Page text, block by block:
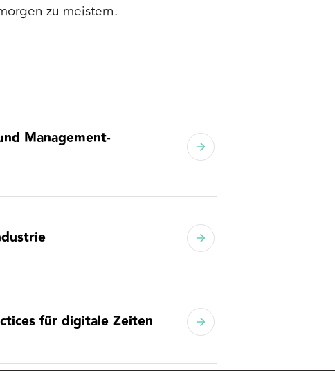
zu meistern.
Management-
für digitale Zeiten